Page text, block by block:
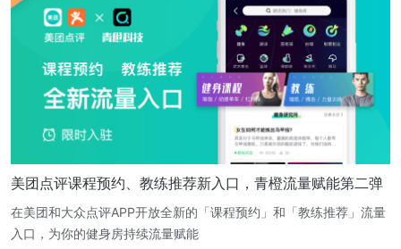
美团点评课程预约、教练推荐新入口，青橙流量赋能第二弹
在美团和大众点评APP开放全新的「课程预约」和「教练推荐」流量
入口，为你的健身房持续流量赋能